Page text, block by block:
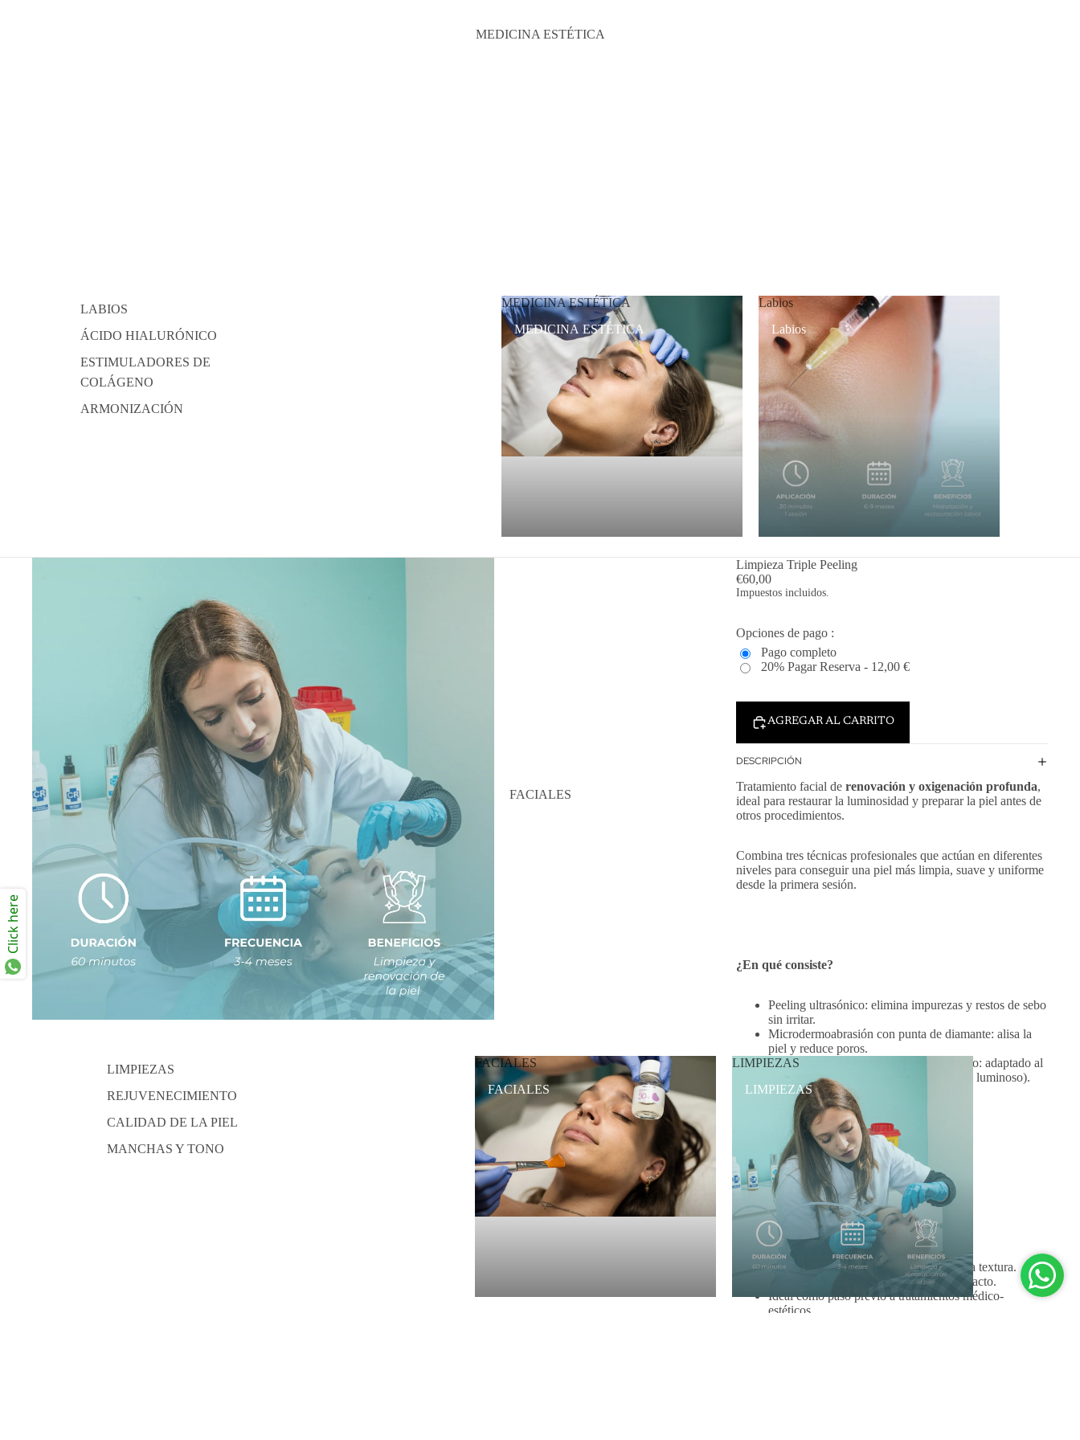
MEDICINA ESTÉTICA
LABIOS
ÁCIDO HIALURÓNICO
ESTIMULADORES DE
COLÁGENO
ARMONIZACIÓN
MEDICINA ESTÉTICA
MEDICINA ESTÉTICA
Labios
Labios
FACIALES
LIMPIEZAS
REJUVENECIMIENTO
CALIDAD DE LA PIEL
MANCHAS Y TONO
FACIALES
FACIALES
LIMPIEZAS
LIMPIEZAS
Limpieza Triple Peeling
€60,00
Impuestos incluidos.
Opciones de pago :
Pago completo
20% Pagar Reserva - 12,00 €
AGREGAR AL CARRITO
DESCRIPCIÓN
Tratamiento facial de renovación y oxigenación profunda,
ideal para restaurar la luminosidad y preparar la piel antes de
otros procedimientos.
Combina tres técnicas profesionales que actúan en diferentes
niveles para conseguir una piel más limpia, suave y uniforme
desde la primera sesión.
¿En qué consiste?
Peeling ultrasónico: elimina impurezas y restos de sebo
sin irritar.
Microdermoabrasión con punta de diamante: alisa la
piel y reduce poros.
Peeling químico superficial personalizado: adaptado al
tipo de piel (hidratante, seborregulador o luminoso).
Activa la regeneración y mejora el tono.
Finalizamos con una hidratación profesional y
fotoprotección.
Beneficios
Limpieza profunda y mejora visible de la textura.
Piel más luminosa, uniforme y suave al tacto.
Ideal como paso previo a tratamientos médico-
estéticos.
Click here